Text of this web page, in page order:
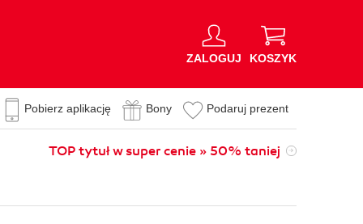
ZALOGUJ KOSZYK
Pobierz aplikację Bony Podaruj prezent
TOP tytuł w super cenie » 50% taniej